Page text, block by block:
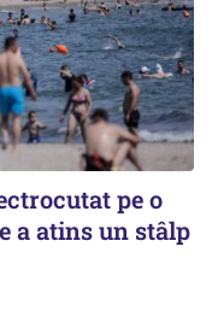
pe o
a atins un stâlp